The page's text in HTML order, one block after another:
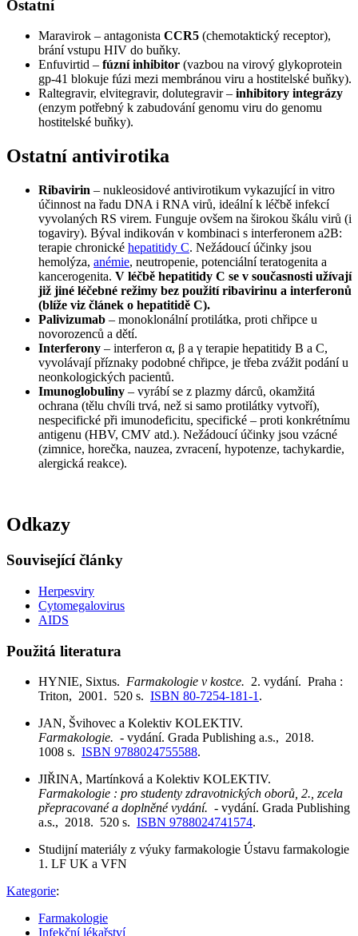
Ostatní
Maravirok – antagonista CCR5 (chemotaktický receptor),
brání vstupu HIV do buňky.
Enfuvirtid – fúzní inhibitor (vazbou na virový glykoprotein
gp-41 blokuje fúzi mezi membránou viru a hostitelské buňky).
Raltegravir, elvitegravir, dolutegravir – inhibitory integrázy
(enzym potřebný k zabudování genomu viru do genomu
hostitelské buňky).
Ostatní antivirotika
Ribavirin – nukleosidové antivirotikum vykazující in vitro
účinnost na řadu DNA i RNA virů, ideální k léčbě infekcí
vyvolaných RS virem. Funguje ovšem na širokou škálu virů (i
togaviry). Býval indikován v kombinaci s interferonem a2B:
terapie chronické hepatitidy C. Nežádoucí účinky jsou
hemolýza, anémie, neutropenie, potenciální teratogenita a
kancerogenita. V léčbě hepatitidy C se v současnosti užívají
již jiné léčebné režimy bez použití ribavirinu a interferonů
(blíže viz článek o hepatitidě C).
Palivizumab – monoklonální protilátka, proti chřipce u
novorozenců a dětí.
Interferony – interferon α, β a γ terapie hepatitidy B a C,
vyvolávají příznaky podobné chřipce, je třeba zvážit podání u
neonkologických pacientů.
Imunoglobuliny – vyrábí se z plazmy dárců, okamžitá
ochrana (tělu chvíli trvá, než si samo protilátky vytvoří),
nespecifické při imunodeficitu, specifické – proti konkrétnímu
antigenu (HBV, CMV atd.). Nežádoucí účinky jsou vzácné
(zimnice, horečka, nauzea, zvracení, hypotenze, tachykardie,
alergická reakce).
Odkazy
Související články
Herpesviry
Cytomegalovirus
AIDS
Použitá literatura
HYNIE, Sixtus. Farmakologie v kostce. 2. vydání. Praha :
Triton, 2001. 520 s. ISBN 80-7254-181-1 .
JAN, Švihovec a Kolektiv KOLEKTIV.
Farmakologie. - vydání. Grada Publishing a.s., 2018.
1008 s. ISBN 9788024755588.
JIŘINA, Martínková a Kolektiv KOLEKTIV.
Farmakologie : pro studenty zdravotnických oborů, 2., zcela
přepracované a doplněné vydání. - vydání. Grada Publishing
a.s., 2018. 520 s. ISBN 9788024741574.
Studijní materiály z výuky farmakologie Ústavu farmakologie
1. LF UK a VFN
Kategorie:
Farmakologie
Infekční lékařství